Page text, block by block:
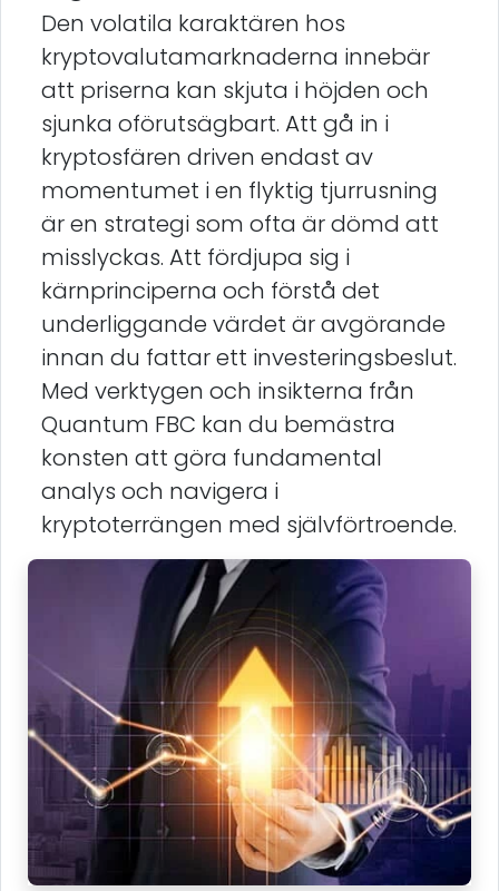
Den volatila karaktären hos
kryptovalutamarknaderna innebär
att priserna kan skjuta i höjden och
sjunka oförutsägbart. Att gå in i
kryptosfären driven endast av
momentumet i en flyktig tjurrusning
är en strategi som ofta är dömd att
misslyckas. Att fördjupa sig i
kärnprinciperna och förstå det
underliggande värdet är avgörande
innan du fattar ett investeringsbeslut.
Med verktygen och insikterna från
Quantum FBC kan du bemästra
konsten att göra fundamental
analys och navigera i
kryptoterrängen med självförtroende.